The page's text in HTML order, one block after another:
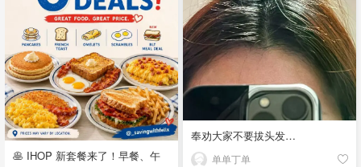
奉劝大家不要拔头发…
单单丁单
🥞 IHOP 新套餐来了！早餐、午